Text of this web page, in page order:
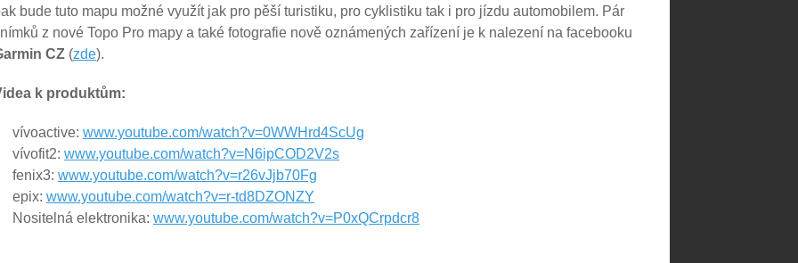
bude tuto mapu možné využít jak pro pěší turistiku, pro cyklistiku tak i pro jízdu automobilem. Pár
z nové Topo Pro mapy a také fotografie nově oznámených zařízení je k nalezení na facebooku
CZ (zde).
k produktům:
vívoactive: www.youtube.com/watch?v=0WWHrd4ScUg
vívofit2: www.youtube.com/watch?v=N6ipCOD2V2s
fenix3: www.youtube.com/watch?v=r26vJjb70Fg
epix: www.youtube.com/watch?v=r-td8DZONZY
Nositelná elektronika: www.youtube.com/watch?v=P0xQCrpdcr8